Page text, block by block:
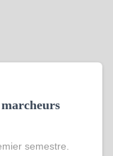
semestre.